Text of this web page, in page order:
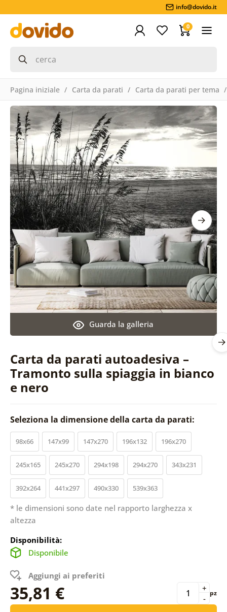
info@dovido.it
0
Pagina iniziale Carta da parati Carta da parati per tema
Carta da parati autoadesiva –
Tramonto sulla spiaggia in bianco
e nero
Guarda la galleria
Seleziona la dimensione della carta da parati:
98x66 147x99 147x270 196x132 196x270
245x165 245x270 294x198 294x270 343x231
392x264 441x297 490x330 539x363
* le dimensioni sono date nel rapporto larghezza x
altezza
Disponibilità:
Disponibile
Aggiungi ai preferiti
35,81 € -
+ pz